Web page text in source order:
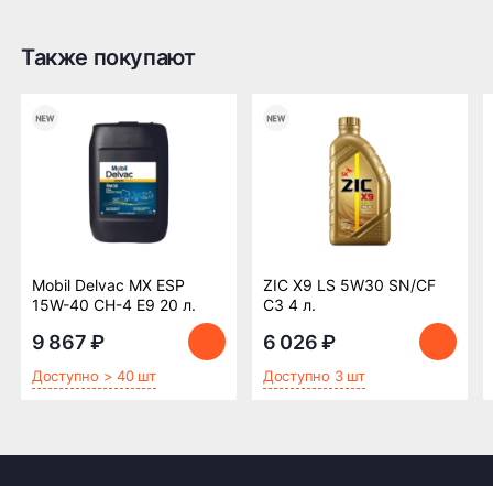
Возможна картой, наличными при получении,
также доступно оформление кредита и
формирование счёта для Юр.Лица
ПОДРОБНЕЕ ОБ ОПЛАТЕ
Также покупают
Mobil Delvac MX ESP
15W-40 CH-4 Е9 20 л.
9 867 ₽
Доступно > 40 шт
ZIC X9 LS 5W30 SN/CF
C3 4 л.
6 026 ₽
Доступно 3 шт